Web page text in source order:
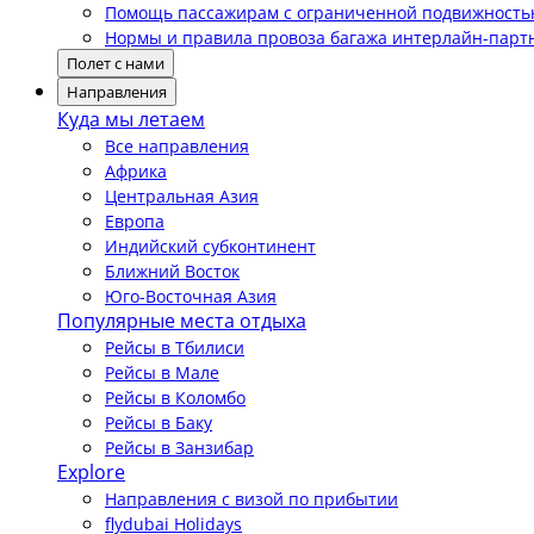
Помощь пассажирам с ограниченной
Нормы и правила провоза багажа интерлайн-
Полет с нами
Направления
Куда мы летаем
Все направления
Африка
Центральная Азия
Европа
Индийский субконтинент
Ближний Восток
Юго-Восточная Азия
Популярные места отдыха
Рейсы в Тбилиси
Рейсы в Мале
Рейсы в Коломбо
Рейсы в Баку
Рейсы в Занзибар
Explore
Направления с визой по прибытии
flydubai Holidays